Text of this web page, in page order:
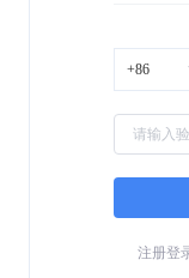
注册登